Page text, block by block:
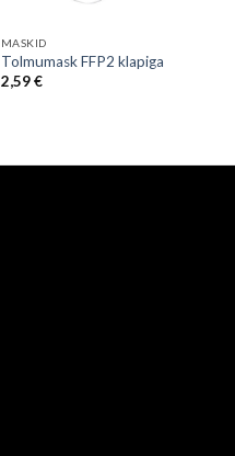
MASKID
Tolmumask FFP2 klapiga
2,59€